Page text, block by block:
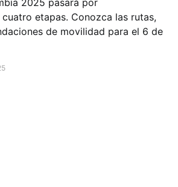
2025 pasará por
cuatro etapas. Conozca las rutas,
de movilidad para el 6 de